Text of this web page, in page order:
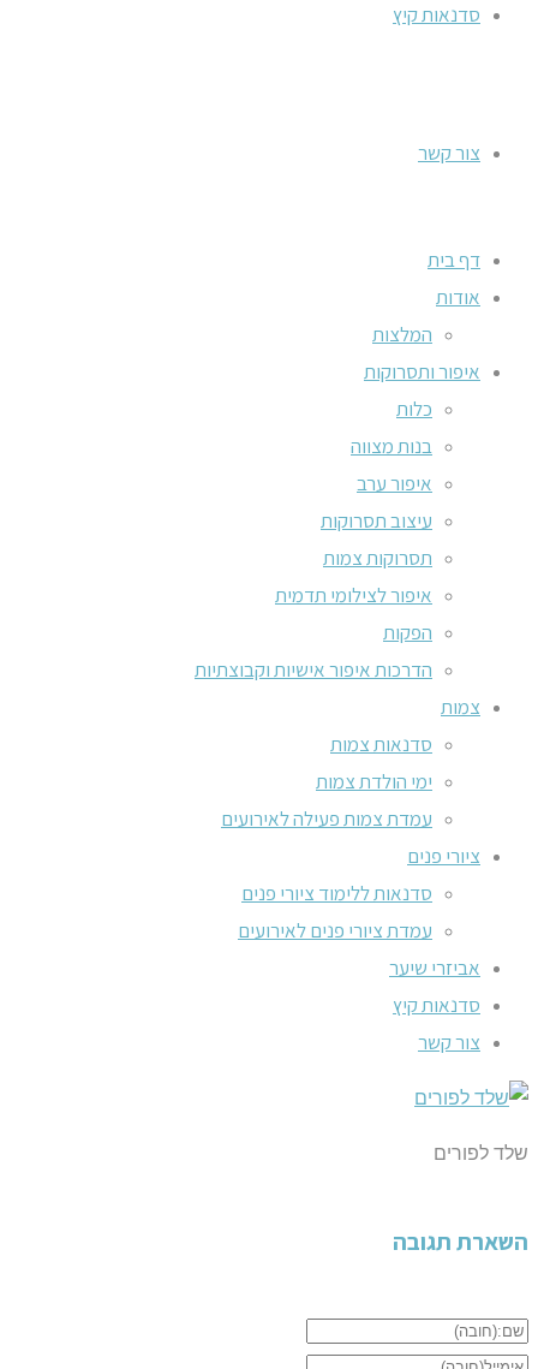
סדנאות קיץ
צור קשר
דף בית
אודות
המלצות
איפור ותסרוקות
כלות
בנות מצווה
איפור ערב
עיצוב תסרוקות
תסרוקות צמות
איפור לצילומי תדמית
הפקות
הדרכות איפור אישיות וקבוצתיות
צמות
סדנאות צמות
ימי הולדת צמות
עמדת צמות פעילה לאירועים
ציורי פנים
סדנאות ללימוד ציורי פנים
עמדת ציורי פנים לאירועים
אביזרי שיער
סדנאות קיץ
צור קשר
שלד לפורים
השארת תגובה